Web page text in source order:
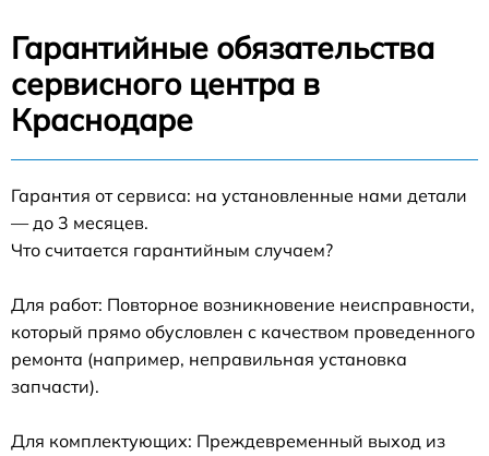
Гарантийные обязательства
сервисного центра в
Краснодаре
Гарантия от сервиса: на установленные нами детали
— до 3 месяцев.
Что считается гарантийным случаем?
Для работ: Повторное возникновение неисправности,
который прямо обусловлен с качеством проведенного
ремонта (например, неправильная установка
запчасти).
Для комплектующих: Преждевременный выход из